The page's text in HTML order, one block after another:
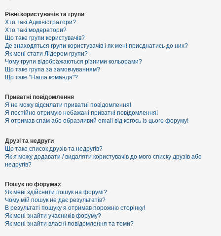
о
г
а
Рівні користувачів та групи
Хто такі Адміністратори?
Хто такі модератори?
Що таке групи користувачів?
Де знаходяться групи користувачів і як мені приєднатись до них?
Як мені стати Лідером групи?
Чому групи відображаються різними кольорами?
Що таке група за замовчуванням?
Що таке "Наша команда"?
Приватні повідомлення
Я не можу відсилати приватні повідомлення!
Я постійно отримую небажані приватні повідомлення!
Я отримав спам або образливий email від когось із цього форуму!
Друзі та недруги
Що таке список друзів та недругів?
Як я можу додавати / видаляти користувачів до мого списку друзів або
недругів?
Пошук по форумах
Як мені здійснити пошук на форумі?
Чому мій пошук не дає результатів?
В результаті пошуку я отримав порожню сторінку!
Як мені знайти учасників форуму?
Як мені знайти власні повідомлення та теми?